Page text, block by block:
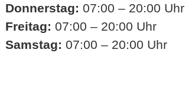
Donnerstag: 07:00 – 20:00 Uhr
Freitag: 07:00 – 20:00 Uhr
Samstag: 07:00 – 20:00 Uhr